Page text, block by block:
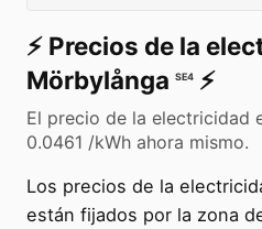
⚡️ Precios de la
Mörbylånga SE4 ⚡️
El precio de la electricidad
0.0461 /kWh ahora mismo.
Los precios de la
están fijados por la zona